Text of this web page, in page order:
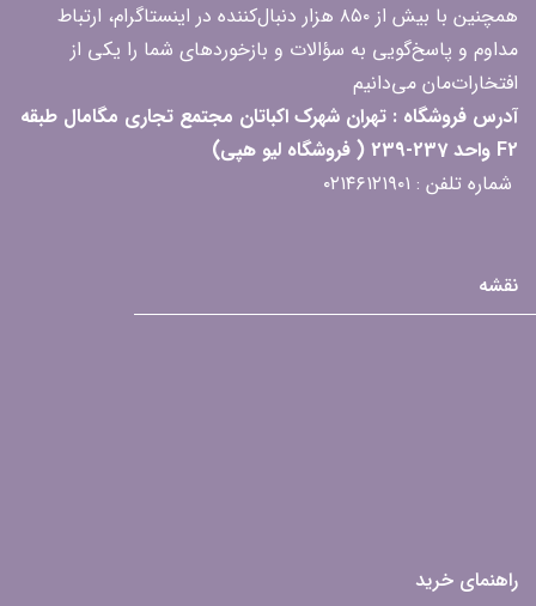
همچنین با بیش از ۸۵۰ هزار دنبال‌کننده در اینستاگرام، ارتباط
مداوم و پاسخ‌گویی به سؤالات و بازخوردهای شما را یکی از
افتخارات‌مان می‌دانیم
آدرس فروشگاه : تهران شهرک اکباتان مجتمع تجاری مگامال طبقه
F2 واحد 237-239 ( فروشگاه لیو هپی)
شماره تلفن : ۰۲۱۴۶۱۲۱۹۰۱
نقشه
راهنمای خرید